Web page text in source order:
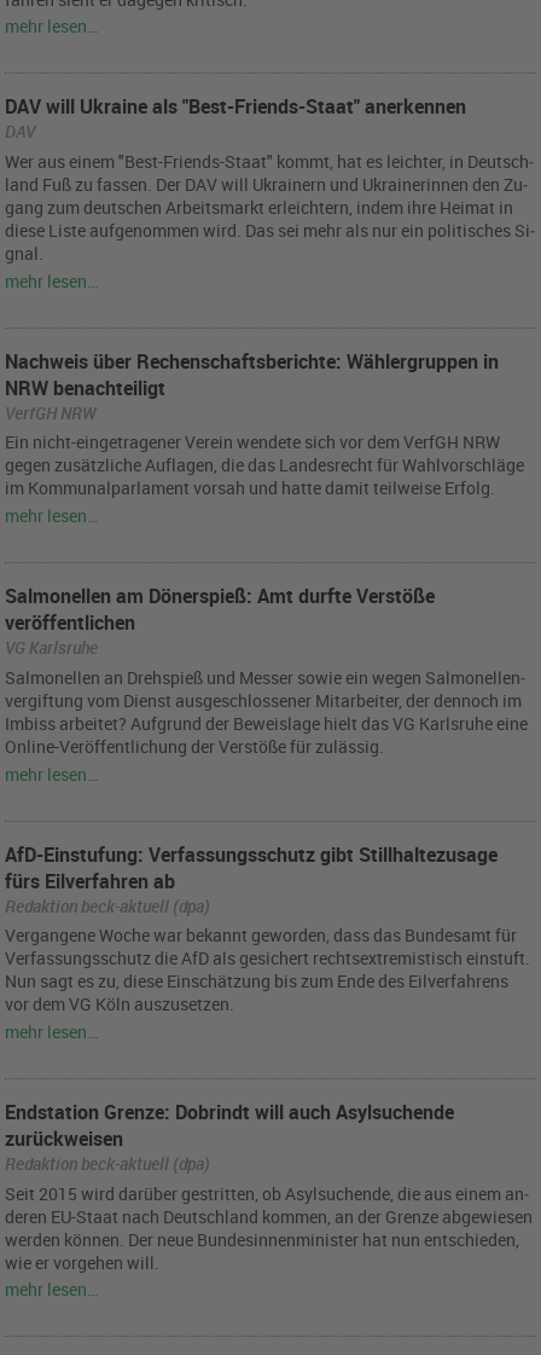
mehr lesen…
DAV will Ukraine als "Best-Friends-Staat" anerkennen
DAV
Wer aus einem "Best-Fri­ends-Staat" kommt, hat es leich­ter, in Deutsch­
land Fuß zu fas­sen. Der DAV will Ukrai­nern und Ukrai­ne­rin­nen den Zu­
gang zum deut­schen Ar­beits­markt er­leich­tern, indem ihre Hei­mat in
diese Liste auf­ge­nom­men wird. Das sei mehr als nur ein po­li­ti­sches Si­
gnal.
mehr lesen…
Nachweis über Rechenschaftsberichte: Wählergruppen in
NRW benachteiligt
VerfGH NRW
Ein nicht-ein­ge­tra­ge­ner Ver­ein wen­de­te sich vor dem Verf­GH NRW
gegen zu­sätz­li­che Auf­la­gen, die das Lan­des­recht für Wahl­vor­schlä­ge
im Kom­mu­nal­par­la­ment vor­sah und hatte damit teil­wei­se Er­folg.
mehr lesen…
Salmonellen am Dönerspieß: Amt durfte Verstöße
veröffentlichen
VG Karlsruhe
Sal­mo­nel­len an Dreh­spieß und Mes­ser sowie ein wegen Sal­mo­nel­len­
ver­gif­tung vom Dienst aus­ge­schlos­se­ner Mit­ar­bei­ter, der den­noch im
Im­biss ar­bei­tet? Auf­grund der Be­weis­la­ge hielt das VG Karls­ru­he eine
On­line-Ver­öf­fent­li­chung der Ver­stö­ße für zu­läs­sig.
mehr lesen…
AfD-Einstufung: Verfassungsschutz gibt Stillhaltezusage
fürs Eilverfahren ab
Redaktion beck-aktuell (dpa)
Ver­gan­ge­ne Woche war be­kannt ge­wor­den, dass das Bun­des­amt für
Ver­fas­sungs­schutz die AfD als ge­si­chert rechts­ex­tre­mis­tisch ein­stuft.
Nun sagt es zu, diese Ein­schät­zung bis zum Ende des Eil­ver­fah­rens
vor dem VG Köln aus­zu­set­zen.
mehr lesen…
Endstation Grenze: Dobrindt will auch Asylsuchende
zurückweisen
Redaktion beck-aktuell (dpa)
Seit 2015 wird dar­über ge­strit­ten, ob Asyl­su­chen­de, die aus einem an­
de­ren EU-Staat nach Deutsch­land kom­men, an der Gren­ze ab­ge­wie­sen
wer­den kön­nen. Der neue Bun­des­in­nen­mi­nis­ter hat nun ent­schie­den,
wie er vor­ge­hen will.
mehr lesen…